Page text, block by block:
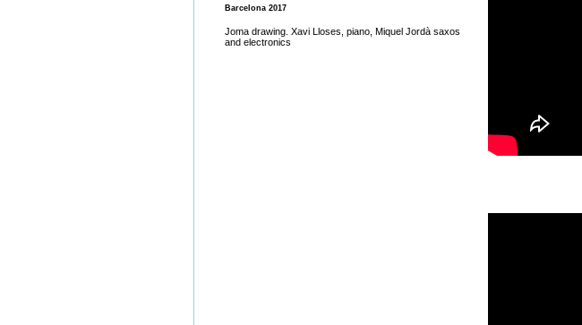
Barcelona 2017
Joma drawing. Xavi Lloses, piano, Miquel Jordà saxos
and electronics